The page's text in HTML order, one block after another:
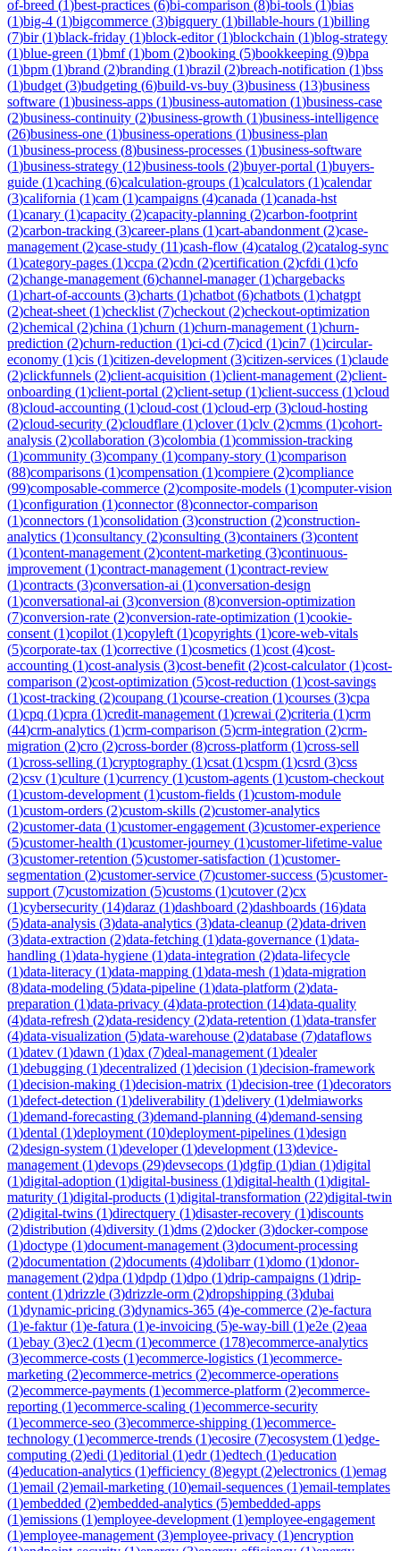
of-breed (1)best-practices (6)bi-comparison (8)bi-tools (1)bias
(1)big-4 (1)bigcommerce (3)bigquery (1)billable-hours (1)billing
(7)bir(1)black-friday (1)block-editor(1)blockchain (1)blog-strategy
(1)blue-green (1)bmf(1)bom (2)booking (5)bookkeeping (9)bpa
(1)bpm (1)brand (2)branding (1)brazil (2)breach-notification (1)bss
(1)budget (3)budgeting (6)build-vs-buy (3)business (13)business
software (1)business-apps (1)business-automation (1)business-case
(2)business-continuity (2)business-growth (1)business-intelligence
(26)business-one (1)business-operations (1)business-plan
(1)business-process (8)business-processes (1)business-software
(1)business-strategy (12)business-tools (2)buyer-portal (1)buyers-
guide (1)caching (6)calculation-groups (1)calculators (1)calendar
(3)california (1)cam (1)campaigns (4)canada (1)canada-hst
(1)canary (1)capacity (2)capacity-planning (2)carbon-footprint
(2)carbon-tracking (3)career-plans (1)cart-abandonment (2)case-
management (2)case-study (11)cash-flow (4)catalog (2)catalog-sync
(1)category-pages (1)ccpa (2)cdn (2)certification (2)cfdi (1)cfo
(2)change-management (6)channel-manager(1)chargebacks
(1)chart-of-accounts (3)charts (1)chatbot (6)chatbots (1)chatgpt
(2)cheat-sheet (1)checklist (7)checkout (2)checkout-optimization
(2)chemical (2)china (1)churn (1)churn-management (1)churn-
prediction (2)churn-reduction (1)ci-cd (7)cicd (1)cin7 (1)circular-
economy (1)cis (1)citizen-development (3)citizen-services (1)claude
(2)clickfunnels (2)client-acquisition (1)client-management (2)client-
onboarding (1)client-portal (2)client-setup (1)client-success (1)cloud
(8)cloud-accounting (1)cloud-cost (1)cloud-erp (3)cloud-hosting
(2)cloud-security (2)cloudflare (1)clover(1)clv (2)cmms (1)cohort-
analysis (2)collaboration (3)colombia (1)commission-tracking
(1)community (3)company (1)company-story (1)comparison
(88)comparisons (1)compensation (1)compiere (2)compliance
(99)composable-commerce (2)composite-models (1)computer-vision
(1)configuration (1)connector(8)connector-comparison
(1)connectors (1)consolidation (3)construction (2)construction-
analytics (1)consultancy (2)consulting (3)containers (3)content
(1)content-management (2)content-marketing (3)continuous-
improvement (1)contract-management (1)contract-review
(1)contracts (3)conversation-ai (1)conversation-design
(1)conversational-ai (3)conversion (8)conversion-optimization
(7)conversion-rate (2)conversion-rate-optimization (1)cookie-
consent (1)copilot (1)copyleft (1)copyrights (1)core-web-vitals
(5)corporate-tax (1)corrective (1)cosmetics (1)cost (4)cost-
accounting (1)cost-analysis (3)cost-benefit (2)cost-calculator(1)cost-
comparison (2)cost-optimization (5)cost-reduction (1)cost-savings
(1)cost-tracking (2)coupang (1)course-creation (1)courses (3)cpa
(1)cpq (1)cpra (1)credit-management (1)crewai (2)criteria (1)crm
(44)crm-analytics (1)crm-comparison (5)crm-integration (2)crm-
migration (2)cro (2)cross-border(8)cross-platform (1)cross-sell
(1)cross-selling (1)cryptography (1)csat (1)cspm (1)csrd (3)css
(2)csv (1)culture (1)currency (1)custom-agents (1)custom-checkout
(1)custom-development (1)custom-fields (1)custom-module
(1)custom-orders (2)custom-skills (2)customer-analytics
(2)customer-data (1)customer-engagement (3)customer-experience
(5)customer-health (1)customer-journey (1)customer-lifetime-value
(3)customer-retention (5)customer-satisfaction (1)customer-
segmentation (2)customer-service (7)customer-success (5)customer-
support (7)customization (5)customs (1)cutover(2)cx
(1)cybersecurity (14)daraz (1)dashboard (2)dashboards (16)data
(5)data-analysis (3)data-analytics (3)data-cleanup (2)data-driven
(3)data-extraction (2)data-fetching (1)data-governance (1)data-
handling (1)data-hygiene (1)data-integration (2)data-lifecycle
(1)data-literacy (1)data-mapping (1)data-mesh (1)data-migration
(8)data-modeling (5)data-pipeline (1)data-platform (2)data-
preparation (1)data-privacy (4)data-protection (14)data-quality
(4)data-refresh (2)data-residency (2)data-retention (1)data-transfer
(4)data-visualization (5)data-warehouse (2)database (7)dataflows
(1)datev (1)dawn (1)dax (7)deal-management (1)dealer
(1)debugging (1)decentralized (1)decision (1)decision-framework
(1)decision-making (1)decision-matrix (1)decision-tree (1)decorators
(1)defect-detection (1)deliverability (1)delivery (1)delmiaworks
(1)demand-forecasting (3)demand-planning (4)demand-sensing
(1)dental (1)deployment (10)deployment-pipelines (1)design
(2)design-system (1)developer(1)development (13)device-
management (1)devops (29)devsecops (1)dgfip (1)dian (1)digital
(1)digital-adoption (1)digital-business (1)digital-health (1)digital-
maturity (1)digital-products (1)digital-transformation (22)digital-twin
(2)digital-twins (1)directquery (1)disaster-recovery (1)discounts
(2)distribution (4)diversity (1)dms (2)docker(3)docker-compose
(1)doctype (1)document-management (3)document-processing
(2)documentation (2)documents (4)dolibarr(1)domo (1)donor-
management (2)dpa (1)dpdp (1)dpo (1)drip-campaigns (1)drip-
content (1)drizzle (3)drizzle-orm (2)dropshipping (3)dubai
(1)dynamic-pricing (3)dynamics-365 (4)e-commerce (2)e-factura
(1)e-faktur(1)e-fatura (1)e-invoicing (5)e-way-bill (1)e2e (2)eaa
(1)ebay (3)ec2 (1)ecm (1)ecommerce (178)ecommerce-analytics
(3)ecommerce-costs (1)ecommerce-logistics (1)ecommerce-
marketing (2)ecommerce-metrics (2)ecommerce-operations
(2)ecommerce-payments (1)ecommerce-platform (2)ecommerce-
reporting (1)ecommerce-scaling (1)ecommerce-security
(1)ecommerce-seo (3)ecommerce-shipping (1)ecommerce-
technology (1)ecommerce-trends (1)ecosire (7)ecosystem (1)edge-
computing (2)edi (1)editorial (1)edr(1)edtech (1)education
(4)education-analytics (1)efficiency (8)egypt (2)electronics (1)emag
(1)email (2)email-marketing (10)email-sequences (1)email-templates
(1)embedded (2)embedded-analytics (5)embedded-apps
(1)emissions (1)employee-development (1)employee-engagement
(1)employee-management (3)employee-privacy (1)encryption